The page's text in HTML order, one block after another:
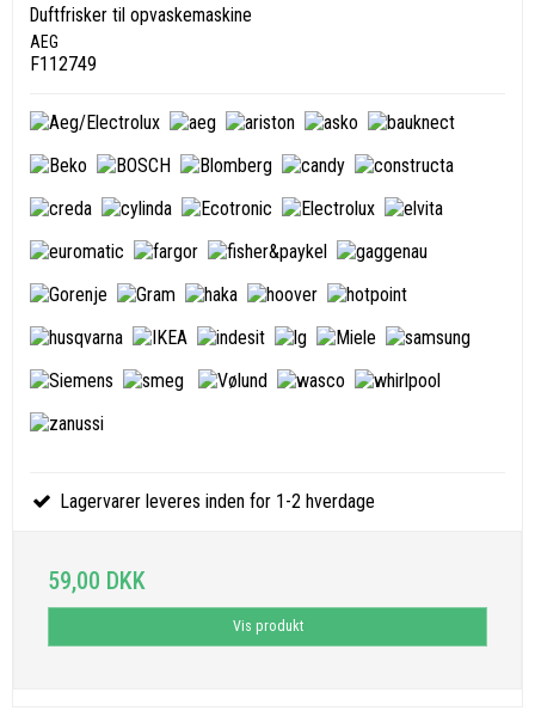
Duftfrisker til opvaskemaskine
AEG
F112749
Lagervarer leveres inden for 1-2 hverdage
59,00 DKK
Vis produkt